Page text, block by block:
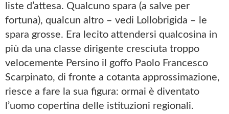
liste d’attesa. Qualcuno spara (a salve per
fortuna), qualcun altro – vedi Lollobrigida – le
spara grosse. Era lecito attendersi qualcosina in
più da una classe dirigente cresciuta troppo
velocemente Persino il goffo Paolo Francesco
Scarpinato, di fronte a cotanta approssimazione,
riesce a fare la sua figura: ormai è diventato
l’uomo copertina delle istituzioni regionali.